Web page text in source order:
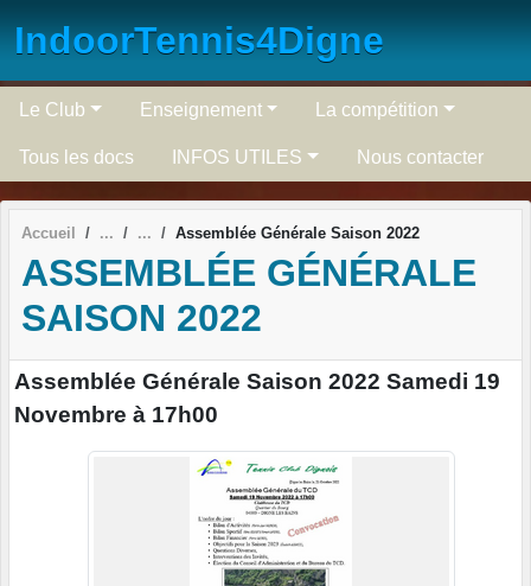
IndoorTennis4Digne
Le Club Enseignement La compétition
Tous les docs INFOS UTILES Nous contacter
Accueil Assemblée Générale Saison 2022
ASSEMBLÉE GÉNÉRALE
SAISON 2022
Assemblée Générale Saison 2022 Samedi 19
Novembre à 17h00